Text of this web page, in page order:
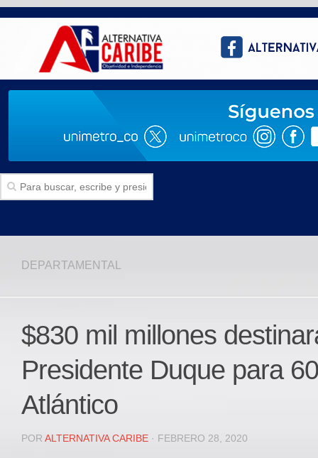
Politica
Deportes
JUDICIAL
REGIONAL
DEPARTAMENTAL
DEPARTAMENTAL
$830 mil millones
Presidente Duque para
Atlántico
POR ALTERNATIVA CARIBE · FEBRERO 28, 2020